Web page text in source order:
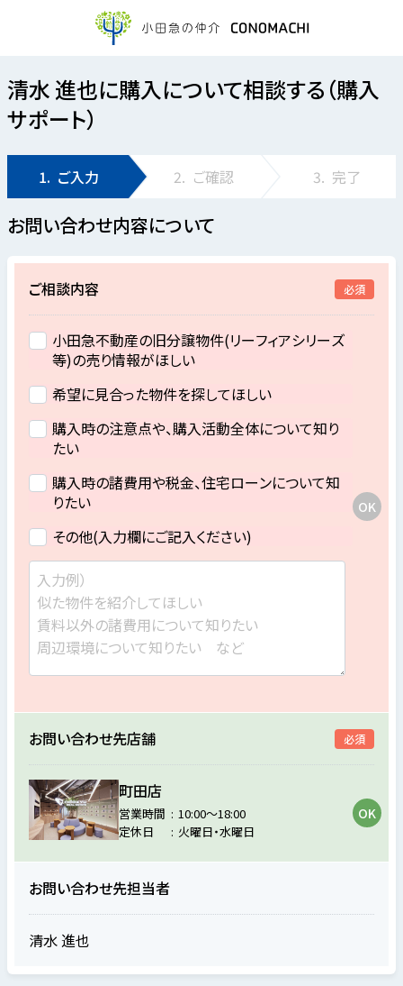
清水 進也に購入について相談する（購入
サポート）
1. ご入力 2. ご確認 3. 完了
お問い合わせ内容について
ご相談内容 必須
小田急不動産の旧分譲物件(リーフィアシリーズ
等)の売り情報がほしい
希望に見合った物件を探してほしい
購入時の注意点や、購入活動全体について知り
たい
購入時の諸費用や税金、住宅ローンについて知
りたい
その他(入力欄にご記入ください)
お問い合わせ先店舗 必須
町田店
営業時間
10:00～18:00
定休日
火曜日・水曜日
お問い合わせ先担当者
清水 進也